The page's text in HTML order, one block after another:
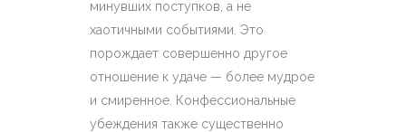
минувших поступков, а не
хаотичными событиями. Это
порождает совершенно другое
отношение к удаче — более мудрое
и смиренное. Конфессиональные
убеждения также существенно